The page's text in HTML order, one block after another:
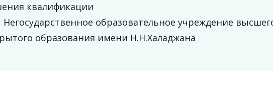
квалификации
Негосударственное образовательное учреждение
образования имени Н.Н.Халаджана